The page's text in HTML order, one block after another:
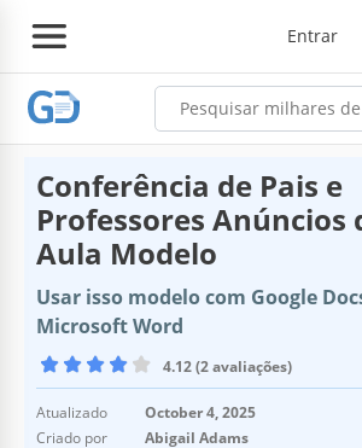
Entrar
Conferência de Pais e
Professores Anúncios
Aula Modelo
Usar isso modelo com Google
Microsoft Word
4.12 (2 avaliações)
Atualizado
October 4, 2025
Criado por
Abigail Adams